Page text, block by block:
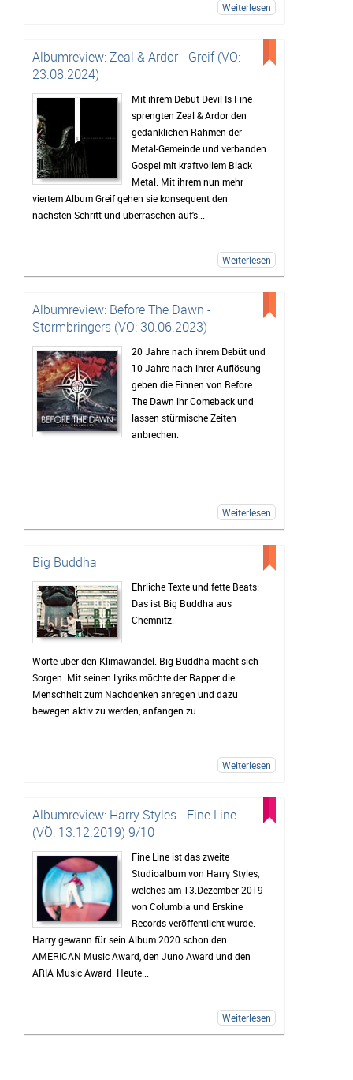
Weiterlesen
Albumreview: Zeal & Ardor - Greif (VÖ:
23.08.2024)
Mit ihrem Debüt Devil Is Fine
sprengten Zeal & Ardor den
gedanklichen Rahmen der
Metal-Gemeinde und verbanden
Gospel mit kraftvollem Black
Metal. Mit ihrem nun mehr
viertem Album Greif gehen sie konsequent den
nächsten Schritt und überraschen auf's...
Weiterlesen
Albumreview: Before The Dawn -
Stormbringers (VÖ: 30.06.2023)
20 Jahre nach ihrem Debüt und
10 Jahre nach ihrer Auflösung
geben die Finnen von Before
The Dawn ihr Comeback und
lassen stürmische Zeiten
anbrechen.
Weiterlesen
Big Buddha
Ehrliche Texte und fette Beats:
Das ist Big Buddha aus
Chemnitz.
Worte über den Klimawandel. Big Buddha macht sich
Sorgen. Mit seinen Lyriks möchte der Rapper die
Menschheit zum Nachdenken anregen und dazu
bewegen aktiv zu werden, anfangen zu...
Weiterlesen
Albumreview: Harry Styles - Fine Line
(VÖ: 13.12.2019) 9/10
Fine Line ist das zweite
Studioalbum von Harry Styles,
welches am 13.Dezember 2019
von Columbia und Erskine
Records veröffentlicht wurde.
Harry gewann für sein Album 2020 schon den
AMERICAN Music Award, den Juno Award und den
ARIA Music Award. Heute...
Weiterlesen